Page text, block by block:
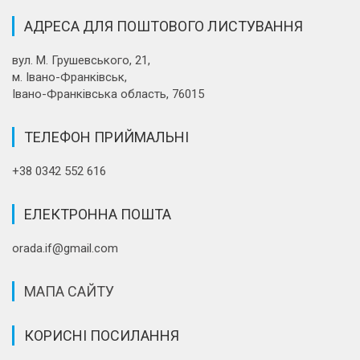
АДРЕСА ДЛЯ ПОШТОВОГО ЛИСТУВАННЯ
вул. М. Грушевського, 21,
м. Івано-Франківськ,
Івано-Франківська область, 76015
ТЕЛЕФОН ПРИЙМАЛЬНІ
+38 0342 552 616
ЕЛЕКТРОННА ПОШТА
orada.if@gmail.com
МАПА САЙТУ
КОРИСНІ ПОСИЛАННЯ